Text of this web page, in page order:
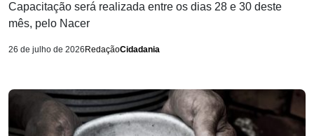
Capacitação será realizada entre os dias 28 e 30 deste
mês, pelo Nacer
26 de julho de 2026 RedaçãoCidadania